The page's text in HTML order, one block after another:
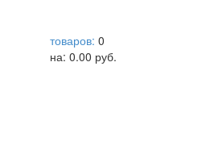
товаров: 0
на: 0.00 руб.